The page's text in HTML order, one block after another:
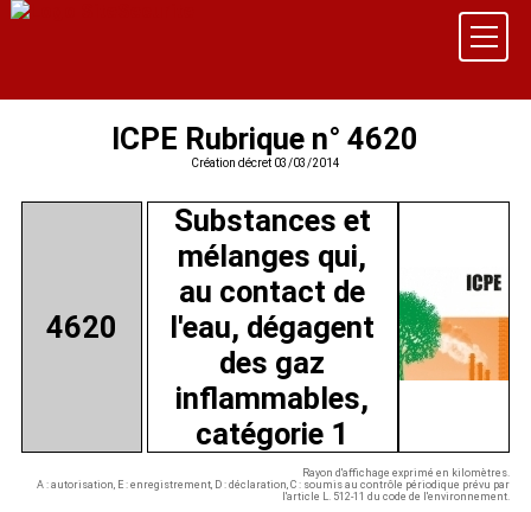
ICPE Rubrique n° 4620
Création décret 03/03/2014
4620
Substances et
mélanges qui,
au contact de
l'eau, dégagent
des gaz
inflammables,
catégorie 1
Rayon d'affichage exprimé en kilomètres.
A : autorisation, E : enregistrement, D : déclaration, C : soumis au contrôle périodique prévu par
l'article L. 512-11 du code de l'environnement.